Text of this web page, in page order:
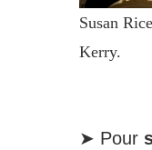
Susan
Kerry.
➤ Pour